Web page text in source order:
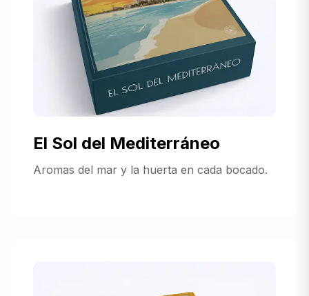
El Sol del Mediterráneo
Aromas del mar y la huerta en cada bocado.